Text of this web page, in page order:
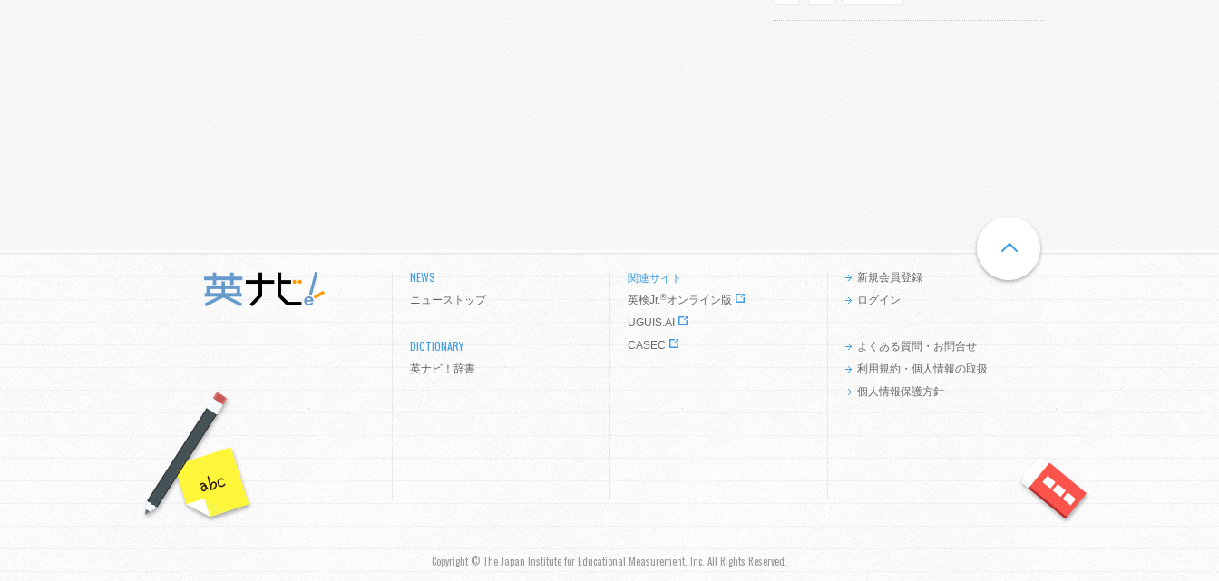
NEWS
ニューストップ
DICTIONARY
英ナビ！辞書
関連サイト
英検Jr.®オンライン版
UGUIS.AI
CASEC
新規会員登録
ログイン
よくある質問・お問合せ
利用規約・個人情報の取扱
個人情報保護方針
Copyright © The Japan Institute for Educational Measurement, Inc. All Rights Reserved.